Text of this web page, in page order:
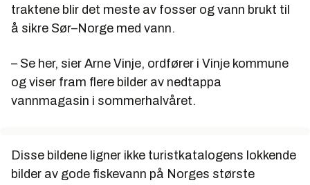
traktene blir det meste av fosser og vann brukt til
å sikre Sør–Norge med vann.
– Se her, sier Arne Vinje, ordfører i Vinje kommune
og viser fram flere bilder av nedtappa
vannmagasin i sommerhalvåret.
Disse bildene ligner ikke turistkatalogens lokkende
bilder av gode fiskevann på Norges største